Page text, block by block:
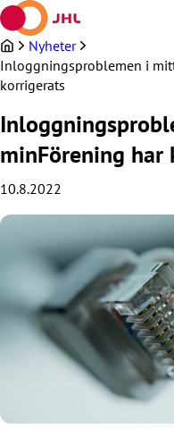
Hoppa
till
innehållet
Nyheter
Inloggningsproblemen i
korrigerats
minFörening har
10.8.2022